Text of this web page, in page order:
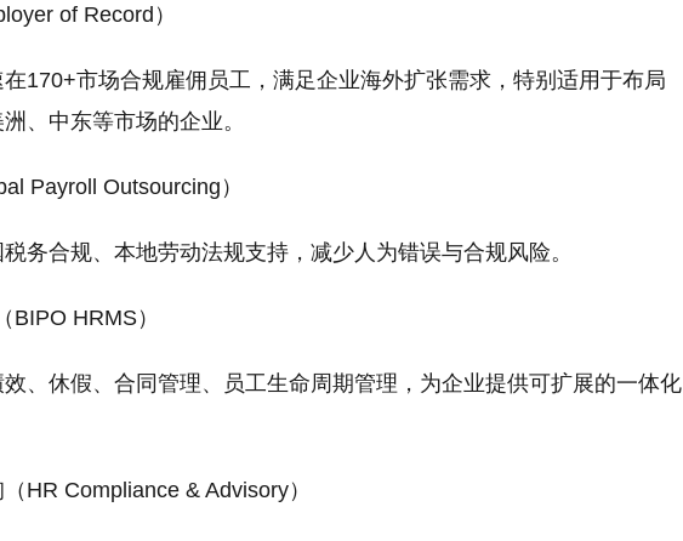
of Record）
170+市场合规雇佣员工，满足企业海外扩张需求，特别适用于布局
、中东等市场的企业。
Payroll Outsourcing）
务合规、本地劳动法规支持，减少人为错误与合规风险。
BIPO HRMS）
、休假、合同管理、员工生命周期管理，为企业提供可扩展的一体化
HR Compliance & Advisory）